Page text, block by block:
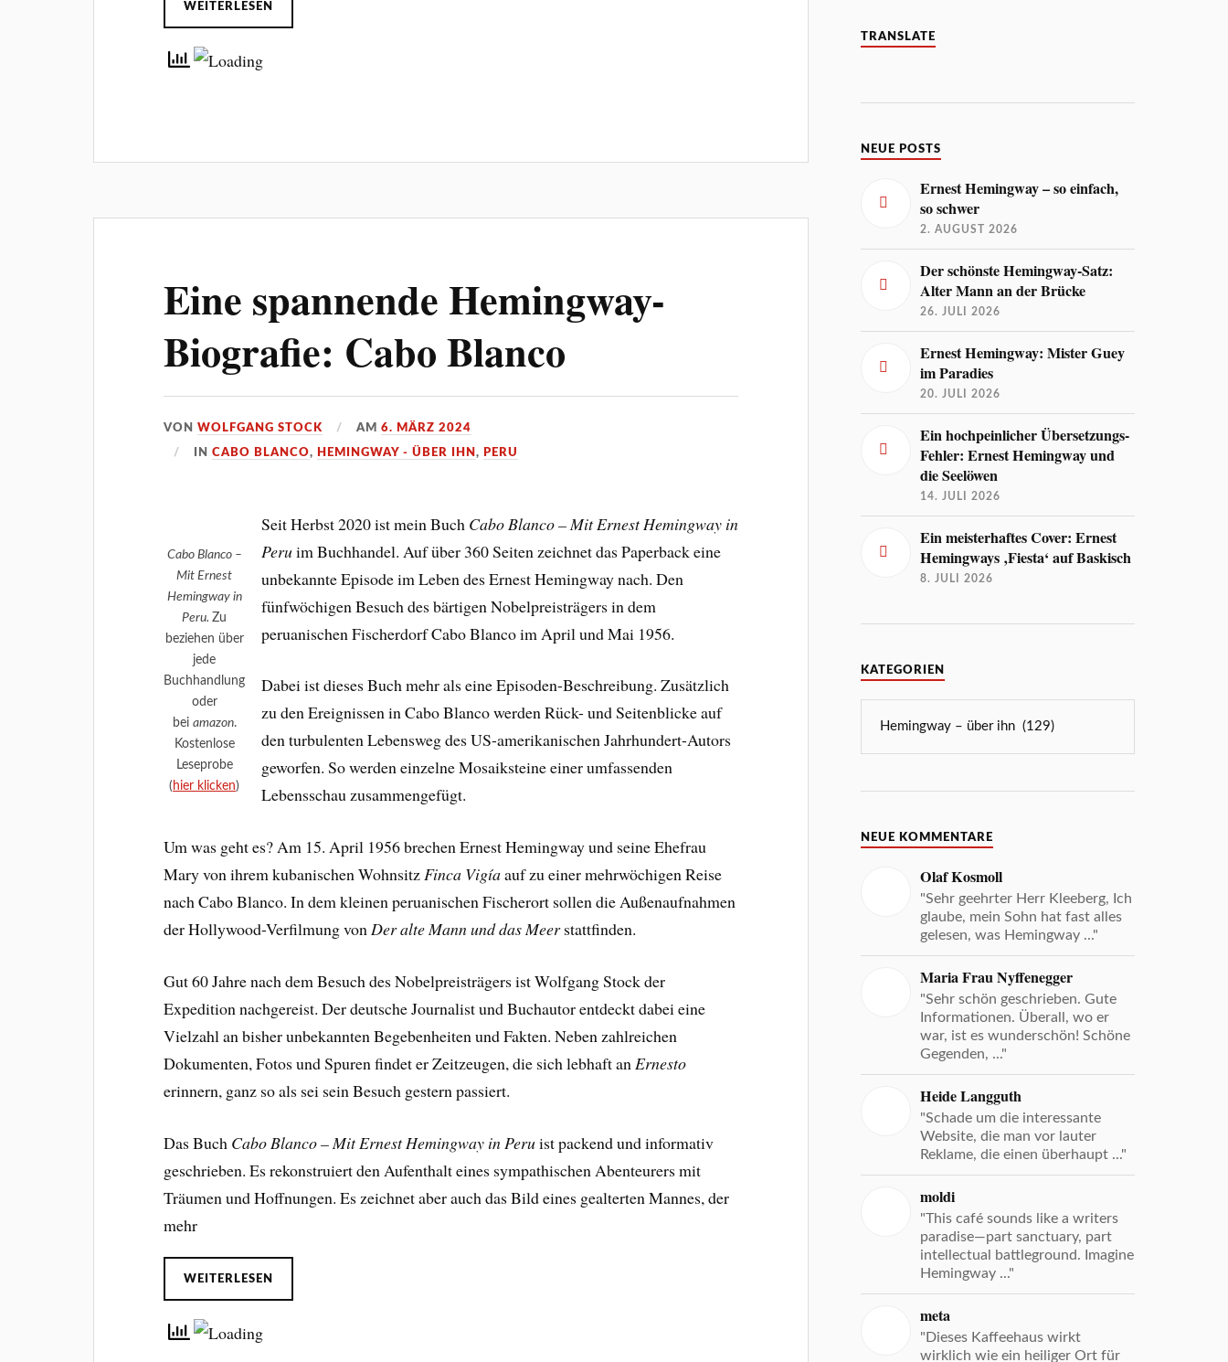
WEITERLESEN
Eine spannende Hemingway-
Biografie: Cabo Blanco
VONWOLFGANG STOCK AM6. MÄRZ 2024
INCABO BLANCO, HEMINGWAY - ÜBER IHN, PERU
Cabo Blanco –
Mit Ernest
Hemingway in
Peru.Zu
beziehen über
jede
Buchhandlung
oder
bei amazon.
Kostenlose
Leseprobe
( hier klicken)
Seit Herbst 2020 ist mein Buch Cabo Blanco – Mit Ernest Hemingway in
Peruim Buchhandel. Auf über 360 Seiten zeichnet das Paperback eine
unbekannte Episode im Leben des Ernest Hemingway nach. Den
fünfwöchigen Besuch des bärtigen Nobelpreisträgers in dem
peruanischen Fischerdorf Cabo Blanco im April und Mai 1956.
Dabei ist dieses Buch mehr als eine Episoden-Beschreibung. Zusätzlich
zu den Ereignissen in Cabo Blanco werden Rück- und Seitenblicke auf
den turbulenten Lebensweg des US-amerikanischen Jahrhundert-Autors
geworfen. So werden einzelne Mosaiksteine einer umfassenden
Lebensschau zusammengefügt.
Um was geht es? Am 15. April 1956 brechen Ernest Hemingway und seine Ehefrau
Mary von ihrem kubanischen WohnsitzFinca Vigíaauf zu einer mehrwöchigen Reise
nach Cabo Blanco. In dem kleinen peruanischen Fischerort sollen die Außenaufnahmen
der Hollywood-Verfilmung vonDer alte Mann und das Meerstattfinden.
Gut 60 Jahre nach dem Besuch des Nobelpreisträgers ist Wolfgang Stock der
Expedition nachgereist. Der deutsche Journalist und Buchautor entdeckt dabei eine
Vielzahl an bisher unbekannten Begebenheiten und Fakten. Neben zahlreichen
Dokumenten, Fotos und Spuren findet er Zeitzeugen, die sich lebhaft anErnesto
erinnern, ganz so als sei sein Besuch gestern passiert.
Das Buch Cabo Blanco – Mit Ernest Hemingway in Peruist packend und informativ
geschrieben. Es rekonstruiert den Aufenthalt eines sympathischen Abenteurers mit
Träumen und Hoffnungen. Es zeichnet aber auch das Bild eines gealterten Mannes, der
mehr
WEITERLESEN
TRANSLATE
NEUE POSTS
Ernest Hemingway – so einfach,
so schwer
2. AUGUST 2026
Der schönste Hemingway-Satz:
Alter Mann an der Brücke
26. JULI 2026
Ernest Hemingway: Mister Guey
im Paradies
20. JULI 2026
Ein hochpeinlicher Übersetzungs-
Fehler: Ernest Hemingway und
die Seelöwen
14. JULI 2026
Ein meisterhaftes Cover: Ernest
Hemingways ‚Fiesta‘ auf Baskisch
8. JULI 2026
KATEGORIEN
NEUE KOMMENTARE
Olaf Kosmoll
"Sehr geehrter Herr Kleeberg, Ich
glaube, mein Sohn hat fast alles
gelesen, was Hemingway ..."
Maria Frau Nyffenegger
"Sehr schön geschrieben. Gute
Informationen. Überall, wo er
war, ist es wunderschön! Schöne
Gegenden, ..."
Heide Langguth
"Schade um die interessante
Website, die man vor lauter
Reklame, die einen überhaupt ..."
moldi
"This café sounds like a writers
paradise—part sanctuary, part
intellectual battleground. Imagine
Hemingway ..."
meta
"Dieses Kaffeehaus wirkt
wirklich wie ein heiliger Ort für